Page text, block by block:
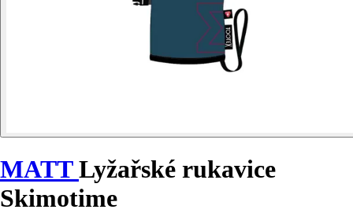
MATTLyžařské rukavice
Skimotime